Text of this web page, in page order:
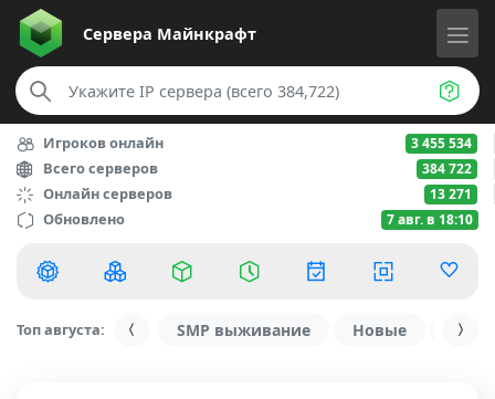
Сервера Майнкрафт
Игроков онлайн 3 455 534
Всего серверов 384 722
Онлайн серверов 13 271
Обновлено 7 авг. в 18:10
Топ августа: SMP выживание Новые С